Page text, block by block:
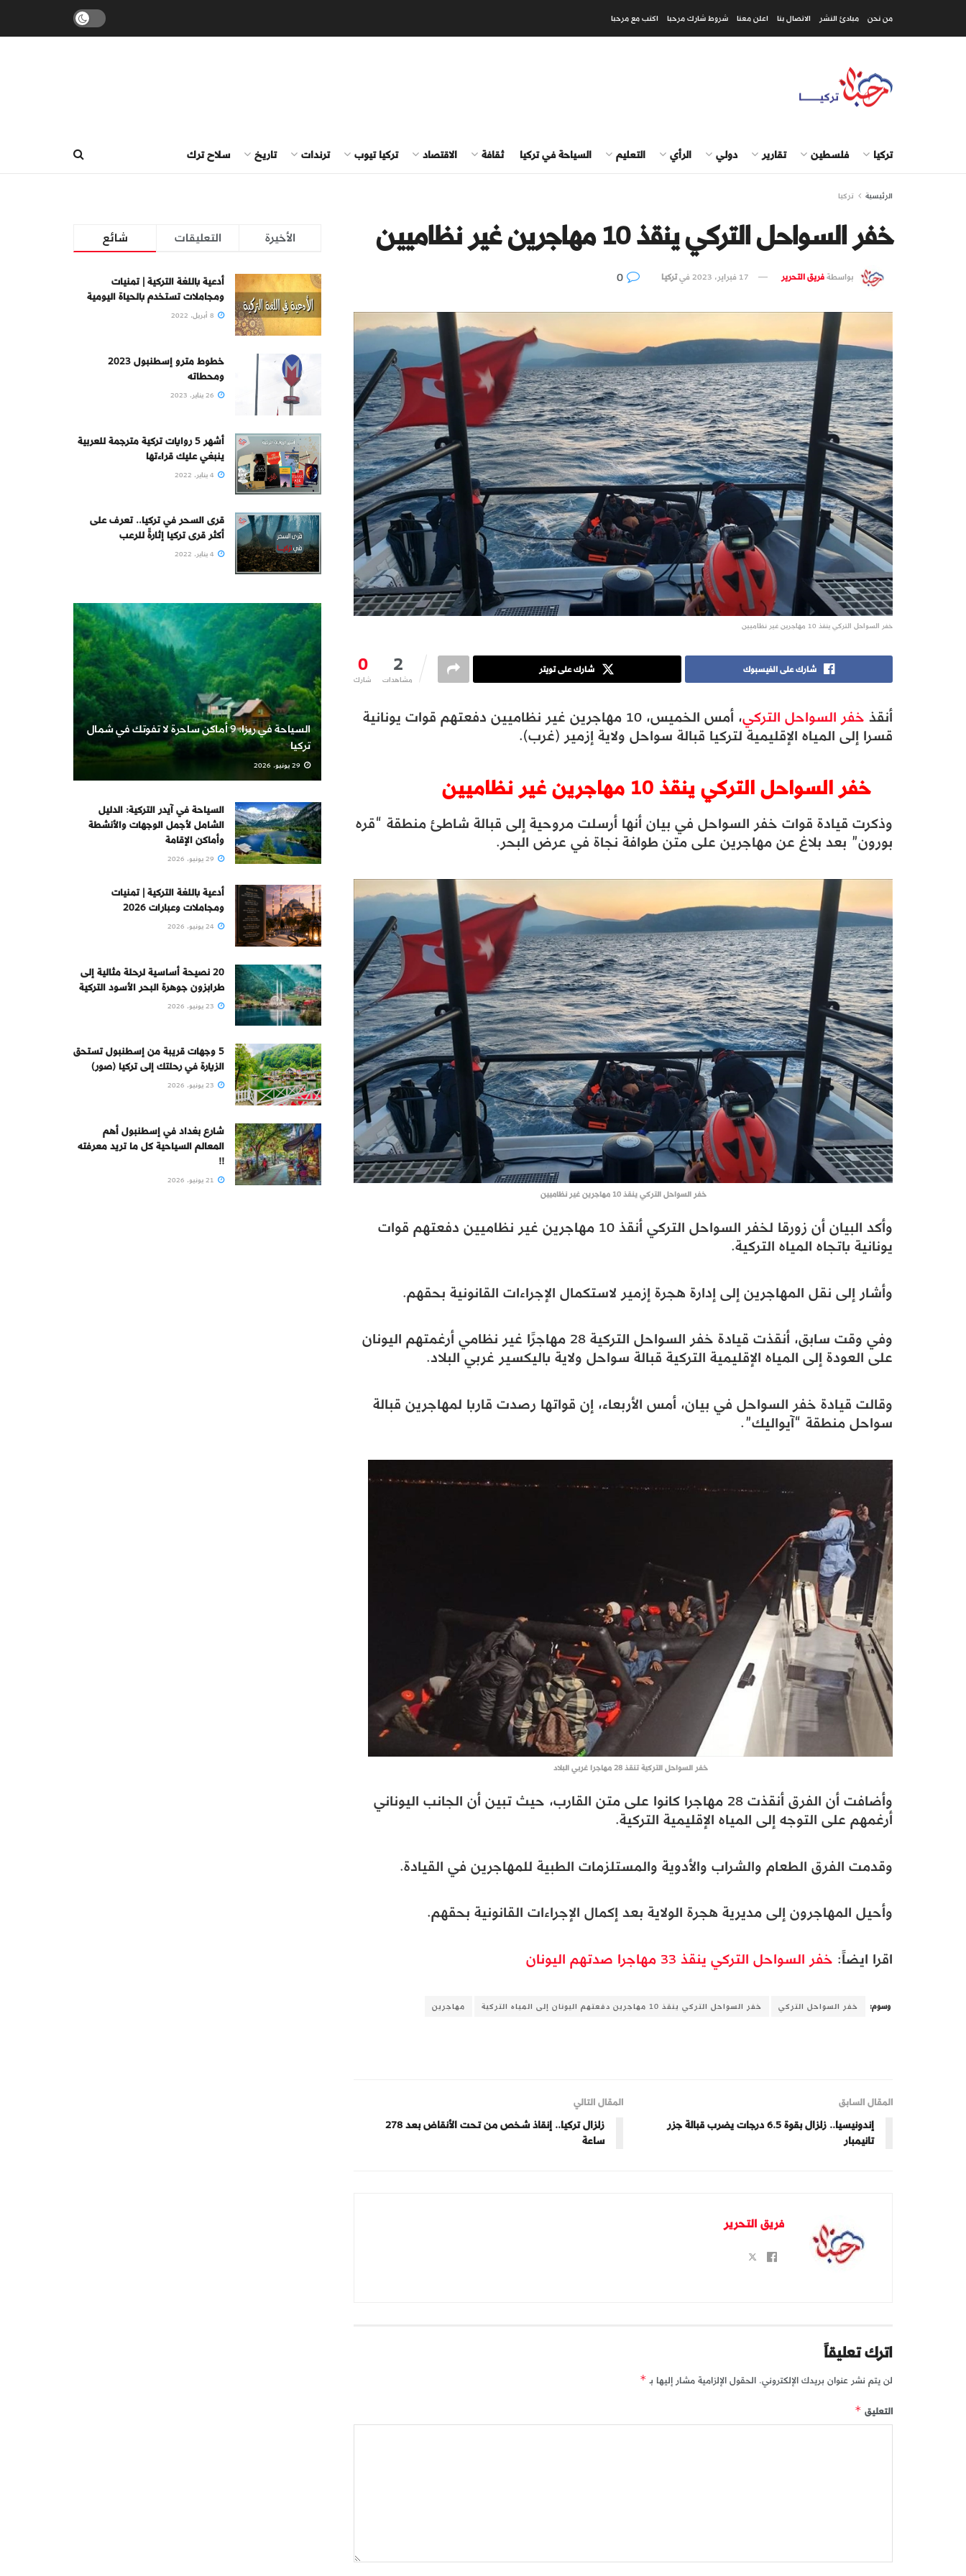
من نحن مبادئ النشر الاتصال بنا اعلن معنا شروط شارك مرحبا اكتب مع مرحبا
تركيا فلسطين تقارير دولي الرأي التعليم السياحة في تركيا ثقافة الاقتصاد تركيا تيوب ترندات تاريخ سلاح ترك
الرئيسية تركيا
خفر السواحل التركي ينقذ 10 مهاجرين غير نظاميين
بواسطةفريق التحرير 17 فبراير، 2023 فيتركيا
خفر السواحل التركي ينقذ 10 مهاجرين غير نظاميين
0
شارك 2
مشاهدات
شارك على الفيسبوك شارك على تويتر
أنقذخفر السواحل التركي ، أمس الخميس، 10 مهاجرين غير نظاميين دفعتهم قوات يونانية
قسرا إلى المياه الإقليمية لتركيا قبالة سواحل ولاية إزمير (غرب).
خفر السواحل التركي ينقذ 10 مهاجرين غير نظاميين
وذكرت قيادة قوات خفر السواحل في بيان أنها أرسلت مروحية إلى قبالة شاطئ منطقة “قره
بورون” بعد بلاغ عن مهاجرين على متن طوافة نجاة في عرض البحر.
خفر السواحل التركي ينقذ 10 مهاجرين غير نظاميين
وأكد البيان أن زورقا لخفر السواحل التركي أنقذ 10 مهاجرين غير نظاميين دفعتهم قوات
يونانية باتجاه المياه التركية.
وأشار إلى نقل المهاجرين إلى إدارة هجرة إزمير لاستكمال الإجراءات القانونية بحقهم.
وفي وقت سابق، أنقذت قيادة خفر السواحل التركية 28 مهاجرًا غير نظامي أرغمتهم اليونان
على العودة إلى المياه الإقليمية التركية قبالة سواحل ولاية باليكسير غربي البلاد.
وقالت قيادة خفر السواحل في بيان، أمس الأربعاء، إن قواتها رصدت قاربا لمهاجرين قبالة
سواحل منطقة “آيواليك”.
خفر السواحل التركية تنقذ 28 مهاجرا غربي البلاد
وأضافت أن الفرق أنقذت 28 مهاجرا كانوا على متن القارب، حيث تبين أن الجانب اليوناني
أرغمهم على التوجه إلى المياه الإقليمية التركية.​​​​​​​
وقدمت الفرق الطعام والشراب والأدوية والمستلزمات الطبية للمهاجرين في القيادة.
وأحيل المهاجرون إلى مديرية هجرة الولاية بعد إكمال الإجراءات القانونية بحقهم.​​​​​​​
اقرا ايضاً: خفر السواحل التركي ينقذ 33 مهاجرا صدتهم اليونان
وسوم: خفر السواحل التركي خفر السواحل التركي ينقذ 10 مهاجرين دفعتهم اليونان إلى المياه التركية مهاجرين
المقال السابق
إندونيسيا.. زلزال بقوة 6.5 درجات يضرب قبالة جزر
تانيمبار
المقال التالي
زلزال تركيا.. إنقاذ شخص من تحت الأنقاض بعد 278
ساعة
فريق التحرير
اترك تعليقاً
لن يتم نشر عنوان بريدك الإلكتروني. الحقول الإلزامية مشار إليها بـ *
التعليق *
شائع التعليقات الأخيرة
أدعية باللغة التركية | تمنيات
ومجاملات تستخدم بالحياة اليومية
خطوط مترو إسطنبول 2023
ومحطاته
أشهر 5 روايات تركية مترجمة للعربية
ينبغي عليك قراءتها
قرى السحر في تركيا.. تعرف على
أكثر قرى تركيا إثارةً للرعب
السياحة في ريزا: 9 أماكن ساحرة لا تفوتك في شمال
تركيا
السياحة في آيدر التركية: الدليل
الشامل لأجمل الوجهات والأنشطة
وأماكن الإقامة
أدعية باللغة التركية | تمنيات
ومجاملات وعبارات 2026
20 نصيحة أساسية لرحلة مثالية إلى
طرابزون جوهرة البحر الأسود التركية
5 وجهات قريبة من إسطنبول تستحق
الزيارة في رحلتك إلى تركيا (صور)
شارع بغداد في إسطنبول أهم
المعالم السياحية كل ما تريد معرفته
!!